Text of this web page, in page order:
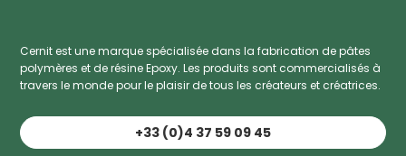
Cernit est une marque spécialisée dans la fabrication de pâtes
polymères et de résine Epoxy. Les produits sont commercialisés à
travers le monde pour le plaisir de tous les créateurs et créatrices.
+33 (0)4 37 59 09 45